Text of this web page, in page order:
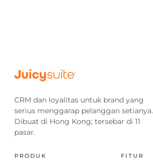
CRM dan loyalitas untuk brand yang
serius menggarap pelanggan setianya.
Dibuat di Hong Kong; tersebar di 11
pasar.
PRODUK FITUR